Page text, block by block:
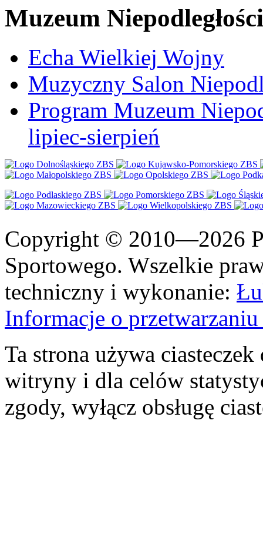
Muzeum Niepodległości
Echa Wielkiej Wojny
Muzyczny Salon
Program Muzeum
lipiec-sierpień
Copyright © 2010—2026
Sportowego. Wszelkie
techniczny i wykonanie:
Informacje o
Ta strona używa
witryny i dla celów
zgody, wyłącz obsługę